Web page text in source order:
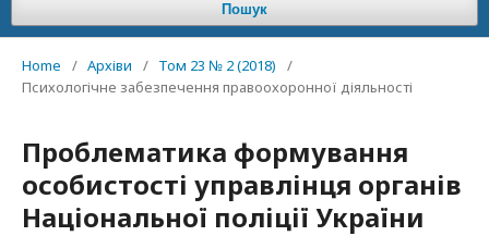
Пошук
Home / Архіви / Том 23 № 2 (2018)
/
Психологічне забезпечення правоохоронної діяльності
Проблематика формування
особистості управлінця органів
Національної поліції України